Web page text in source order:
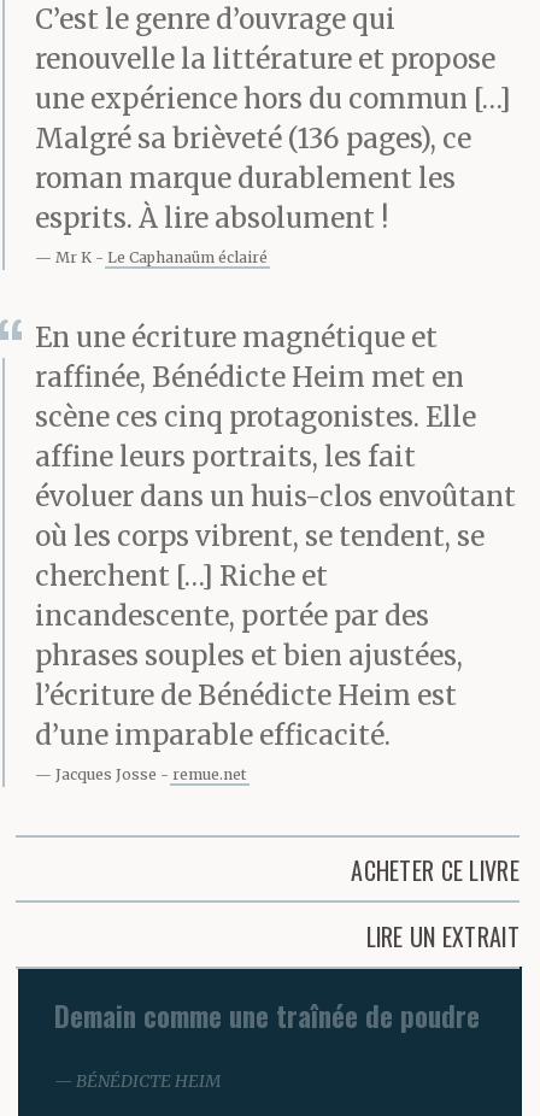
C’est le genre d’ouvrage qui
renouvelle la littérature et propose
une expérience hors du commun […]
Malgré sa brièveté (136 pages), ce
roman marque durablement les
esprits. À lire absolument !
Mr K Le Caphanaüm éclairé
En une écriture magnétique et
raffinée, Bénédicte Heim met en
scène ces cinq protagonistes. Elle
affine leurs portraits, les fait
évoluer dans un huis-clos envoûtant
où les corps vibrent, se tendent, se
cherchent […] Riche et
incandescente, portée par des
phrases souples et bien ajustées,
l’écriture de Bénédicte Heim est
d’une imparable efficacité.
Jacques Josse remue.net
ACHETER CE LIVRE
LIRE UN EXTRAIT
Demain comme une traînée de poudre
BÉNÉDICTE HEIM